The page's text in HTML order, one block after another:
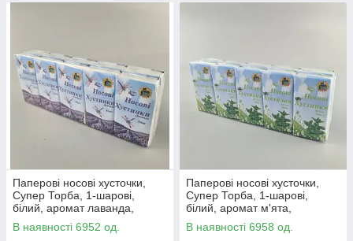
Паперові носові хусточки,
Супер Торба, 1-шарові,
білий, аромат лаванда,
210мм*240мм, 10 пач в
упаковці
В наявності 6952 од.
Паперові носові хусточки,
Супер Торба, 1-шарові,
білий, аромат м'ята,
210мм*240мм, 10 пач в
упаковці
В наявності 6958 од.